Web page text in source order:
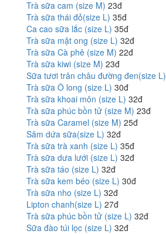
Trà sữa cam (size M) 23đ
Trà sữa thái đỏ(size L) 35đ
Ca cao sữa lắc (size L) 35đ
Trà sữa mật ong (size L) 32đ
Trà sữa Cà phê (size M) 22đ
Trà sữa kiwi (size M) 23đ
Sữa tươi trân châu đường đen(size L)
Trà sữa Ô long (size L) 30đ
Trà sữa khoai môn (size L) 32đ
Trà sữa phúc bồn tử (size M) 23đ
Trà sữa Caramel (size M) 25đ
Sâm dứa sữa(size L) 32đ
Trà sữa trà xanh (size L) 35đ
Trà sữa dưa lưới (size L) 32đ
Trà sữa táo (size L) 32đ
Trà sữa kem béo (size L) 30đ
Trà sữa nho (size L) 32đ
Lipton chanh(size L) 27đ
Trà sữa phúc bồn tử (size L) 32đ
Sữa đào túi lọc (size L) 32đ